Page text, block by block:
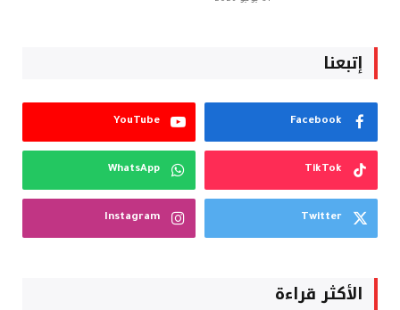
إتبعنا
Facebook
YouTube
TikTok
WhatsApp
Twitter
Instagram
الأكثر قراءة